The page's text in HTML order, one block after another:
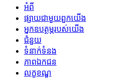
អំពី
ផ្សាយជាមួយពួកយើង
អ្នកឧបត្ថម្ភរបស់យើង
ជំនួយ
ទំនាក់ទំនង
ភាពឯកជន
លក្ខខណ្ឌ